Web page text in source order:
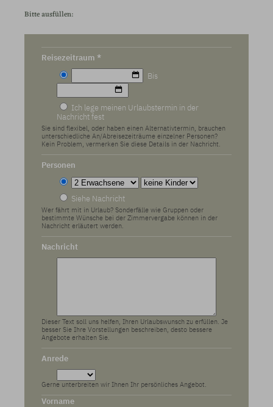
Bitte ausfüllen:
Reisezeitraum *
Bis
Ich lege meinen Urlaubstermin in der
Nachricht fest
Sie sind flexibel, oder haben einen Alternativtermin, brauchen
unterschiedliche An/Abreisezeiträume einzelner Personen?
Kein Problem, vermerken Sie diese Details in der Nachricht.
Personen
Siehe Nachricht
Wer fährt mit in Urlaub? Sonderfälle wie Gruppen oder
bestimmte Wünsche bei der Zimmervergabe können in der
Nachricht erläutert werden.
Nachricht
Dieser Text soll uns helfen, Ihren Urlaubswunsch zu erfüllen. Je
besser Sie Ihre Vorstellungen beschreiben, desto bessere
Angebote erhalten Sie.
Anrede
Gerne unterbreiten wir Ihnen Ihr persönliches Angebot.
Vorname